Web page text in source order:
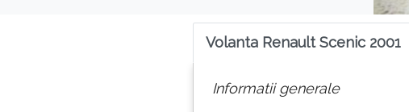
Volanta Renault Scenic 2001
Informatii generale